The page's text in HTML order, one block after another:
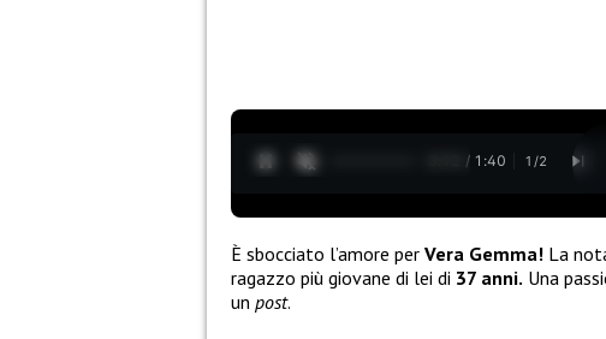
0:13 / 1:40 1 /2
È sbocciato l’amore per Vera Gemma! La
ragazzo più giovane di lei di 37 anni. Una
un post.